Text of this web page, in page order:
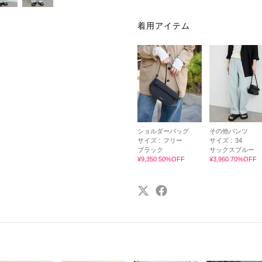
着用アイテム
ショルダーバッグ
サイズ : フリー
ブラック
¥9,350 50%OFF
その他パンツ
サイズ : 34
サックスブルー
¥3,960 70%OFF